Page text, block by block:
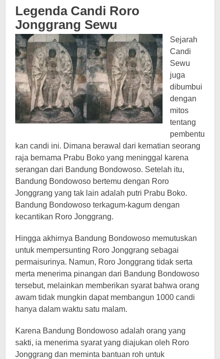
Legenda Candi Roro
Jonggrang Sewu
Sejarah
Candi
Sewu
juga
dibumbui
dengan
mitos
tentang
pembentu
kan candi ini. Dimana berawal dari kematian seorang
raja bernama Prabu Boko yang meninggal karena
serangan dari Bandung Bondowoso. Setelah itu,
Bandung Bondowoso bertemu dengan Roro
Jonggrang yang tak lain adalah putri Prabu Boko.
Bandung Bondowoso terkagum-kagum dengan
kecantikan Roro Jonggrang.
Hingga akhirnya Bandung Bondowoso memutuskan
untuk mempersunting Roro Jonggrang sebagai
permaisurinya. Namun, Roro Jonggrang tidak serta
merta menerima pinangan dari Bandung Bondowoso
tersebut, melainkan memberikan syarat bahwa orang
awam tidak mungkin dapat membangun 1000 candi
hanya dalam waktu satu malam.
Karena Bandung Bondowoso adalah orang yang
sakti, ia menerima syarat yang diajukan oleh Roro
Jonggrang dan meminta bantuan roh untuk